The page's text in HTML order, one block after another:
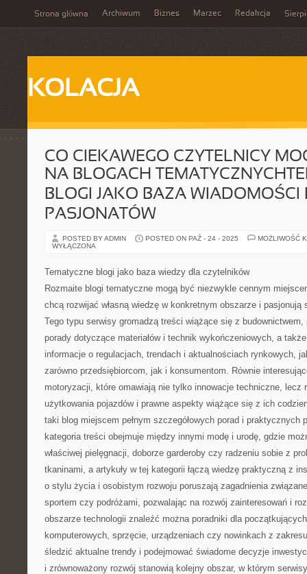
Strona główna Archiwum Biznes Marzec Redakcja
KOLACJA
CO CIEKAWEGO CZYTELNICY
NA BLOGACH
BLOGI JAKO BAZA WIADOMOŚCI
PASJONATÓW
POSTED BY ADMIN POSTED ON PAŹ - 24 - 2025
MOŻLIWOŚĆ
WYŁĄCZONA
Tematyczne blogi jako baza wiedzy dla czytelników
Rozmaite blogi tematyczne mogą być niezwykle cennym
chcą rozwijać własną wiedzę w konkretnym obszarze i
Tego typu serwisy gromadzą treści wiążące się z
porady dotyczące materiałów i technik wykończeniowych, a
informacje o regulacjach, trendach i aktualnościach rynkowych,
zarówno przedsiębiorcom, jak i konsumentom. Równie
motoryzacji, które omawiają nie tylko innowacje techniczne, lecz
użytkowania pojazdów i prawne aspekty wiążące się z ich
taki blog miejscem pełnym szczegółowych porad i praktycznych
kategoria treści obejmuje między innymi modę i urodę, gdzie
właściwej pielęgnacji, doborze garderoby czy radzeniu sobie z
tkaninami, a artykuły w tej kategorii łączą wiedzę praktyczną z
o stylu życia i osobistym rozwoju poruszają zagadnienia
sportem czy podróżami, pozwalając na rozwój zainteresowań i
obszarze technologii znaleźć można poradniki dla
komputerowych, sprzęcie, urządzeniach czy nowinkach z
śledzić aktualne trendy i podejmować świadome decyzje
i zrównoważony rozwój stanowią kolejny obszar, w którym